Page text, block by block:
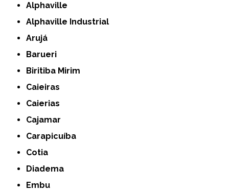
Alphaville
Alphaville Industrial
Arujá
Barueri
Biritiba Mirim
Caieiras
Caierias
Cajamar
Carapicuíba
Cotia
Diadema
Embu